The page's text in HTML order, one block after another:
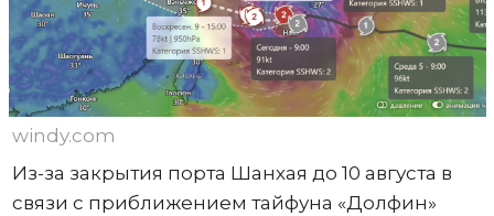
windy.com
Из-за закрытия порта Шанхая до 10 августа в
связи с приближением тайфуна «Долфин»